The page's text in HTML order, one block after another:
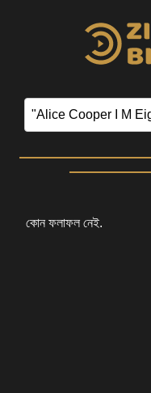
কোন ফলাফল নেই.